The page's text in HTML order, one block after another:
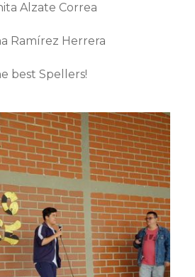
Alzate Correa
Ramírez Herrera
best Spellers!